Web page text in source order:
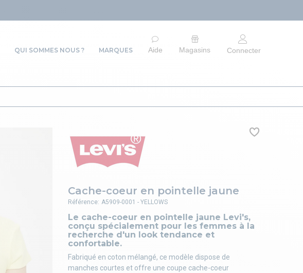
QUI SOMMES NOUS ? MARQUES Aide Magasins Connecter
Cache-coeur en pointelle jaune
Le cache-coeur en pointelle jaune Levi's,
conçu spécialement pour les femmes à la
recherche d'un look tendance et
confortable.
Fabriqué en coton mélangé, ce modèle dispose de
manches courtes et offre une coupe cache-coeur
Référence: A5909-0001 - YELLOWS